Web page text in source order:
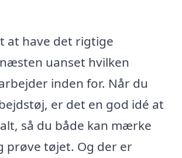
at have det rigtige
uanset hvilken
inden for. Når du
er det en god idé at
så du både kan mærke
prøve tøjet. Og der er